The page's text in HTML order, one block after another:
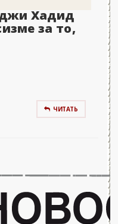
Хадид
за то,
ЧИТАТЬ